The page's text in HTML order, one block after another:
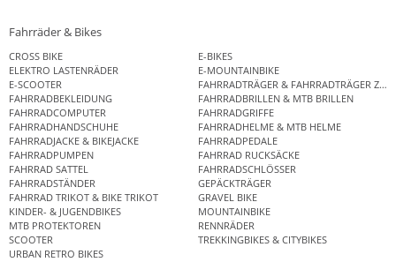
Fahrräder & Bikes
CROSS BIKE
E-BIKES
ELEKTRO LASTENRÄDER
E-MOUNTAINBIKE
E-SCOOTER
FAHRRADTRÄGER & FAHRRADTRÄGER
FAHRRADBEKLEIDUNG
FAHRRADBRILLEN & MTB BRILLEN
FAHRRADCOMPUTER
FAHRRADGRIFFE
FAHRRADHANDSCHUHE
FAHRRADHELME & MTB HELME
FAHRRADJACKE & BIKEJACKE
FAHRRADPEDALE
FAHRRADPUMPEN
FAHRRAD RUCKSÄCKE
FAHRRAD SATTEL
FAHRRADSCHLÖSSER
FAHRRADSTÄNDER
GEPÄCKTRÄGER
FAHRRAD TRIKOT & BIKE TRIKOT
GRAVEL BIKE
KINDER- & JUGENDBIKES
MOUNTAINBIKE
MTB PROTEKTOREN
RENNRÄDER
SCOOTER
TREKKINGBIKES & CITYBIKES
URBAN RETRO BIKES